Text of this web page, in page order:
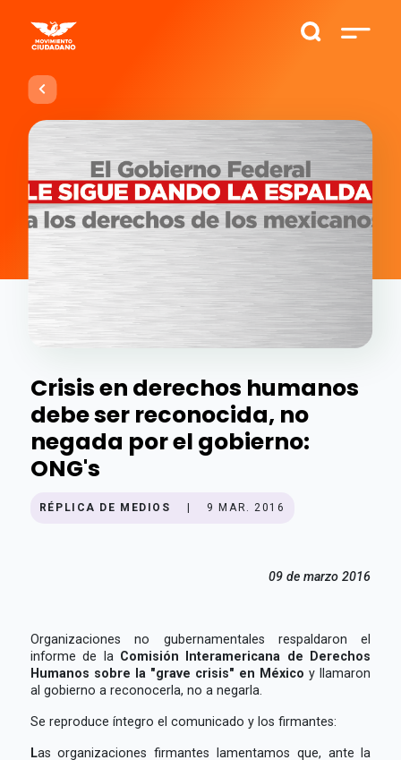
Crisis en derechos humanos
debe ser reconocida, no
negada por el gobierno:
ONG's
RÉPLICA DE MEDIOS 9 MAR. 2016
09 de marzo 2016
Organizaciones no gubernamentales respaldaron el
informe de la Comisión Interamericana de Derechos
Humanos sobre la "grave crisis" en México y llamaron
al gobierno a reconocerla, no a negarla.
Se reproduce íntegro el comunicado y los firmantes:
Las organizaciones firmantes lamentamos que, ante la